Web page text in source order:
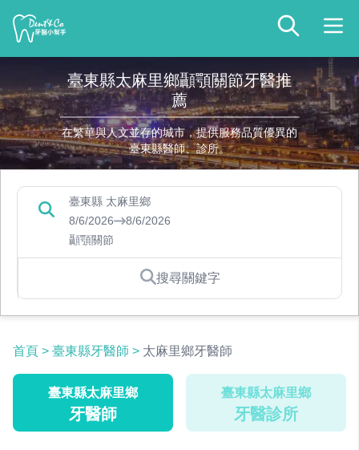
臺東縣太麻里鄉顳顎關節牙醫推
薦
在繁華與人文並存的城市，提供服務品質優異的
臺東縣醫師、診所。
臺東縣 太麻里鄉
8/6/2026
8/6/2026
顳顎關節
搜尋關鍵字
首頁 > 臺東縣牙醫師 > 太麻里鄉牙醫師
臺東縣太麻里鄉
牙醫師
臺東縣太麻里鄉
牙醫診所